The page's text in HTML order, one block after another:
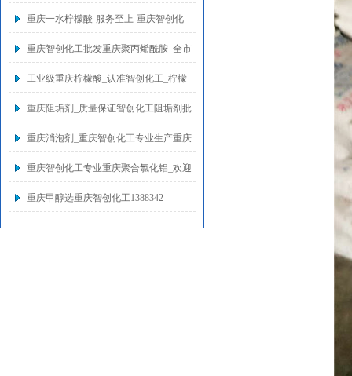
重庆一水柠檬酸-服务至上-重庆智创化
重庆智创化工批发重庆聚丙烯酰胺_全市
工业级重庆柠檬酸_认准智创化工_柠檬
重庆阻垢剂_质量保证智创化工阻垢剂批
重庆消泡剂_重庆智创化工专业生产重庆
重庆智创化工专业重庆聚合氯化铝_欢迎
重庆甲醇选重庆智创化工1388342